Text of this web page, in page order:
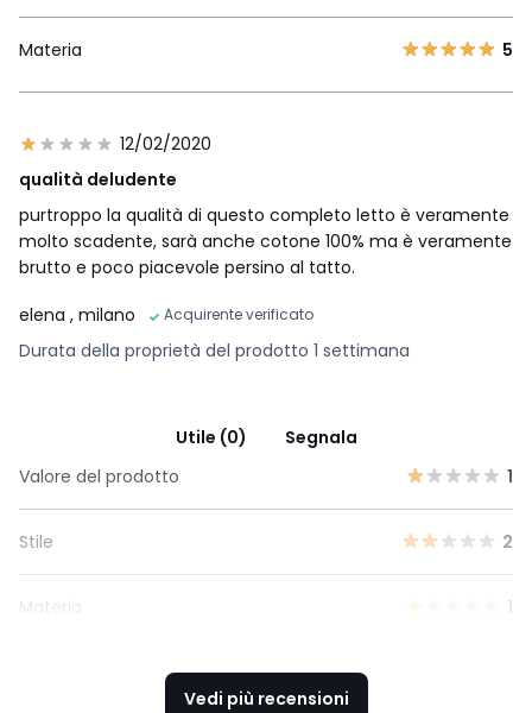
Materia 5
12/02/2020
qualità deludente
purtroppo la qualità di questo completo letto è veramente
molto scadente, sarà anche cotone 100% ma è veramente
brutto e poco piacevole persino al tatto.
elena , milano Acquirente verificato
Durata della proprietà del prodotto 1 settimana
Utile (0)
Segnala
Valore del prodotto
1
Stile 2
Materia 1
Vedi più recensioni